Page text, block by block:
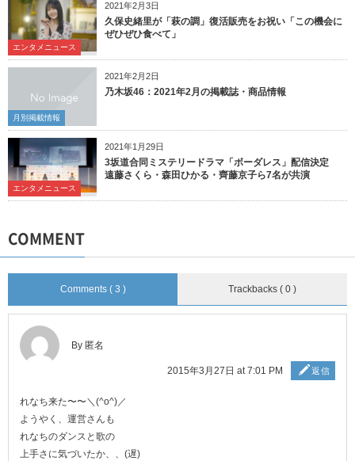
2021年2月3日
エンタメニュース
久保史緒里が「萩の調」復活販売をお祝い「この機会に
ぜひぜひ食べて」
2021年2月2日
月別掲載情報
乃木坂46：2021年2月の掲載誌・商品情報
2021年1月29日
エンタメニュース
3坂道合同ミステリードラマ「ボーダレス」配信決定
遠藤さくら・森田ひかる・齊藤京子ら7名が共演
COMMENT
Comments ( 3 ) Trackbacks ( 0 )
By 匿名
2015年3月27日 at 7:01 PM 返信
れなち来た〜〜＼(^o^)／
ようやく、運営さんも
れなちのダンスと歌の
上手さに気づいたか、、(遅)